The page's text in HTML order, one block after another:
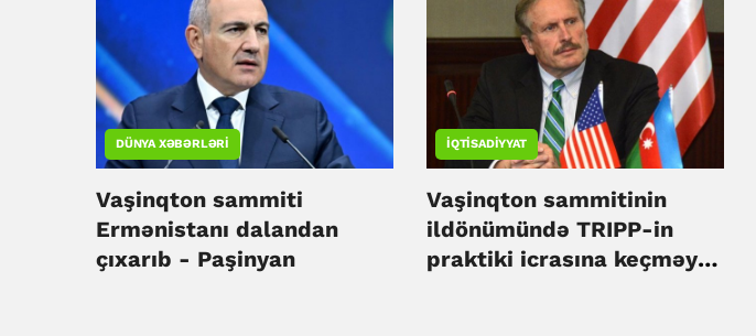
DÜNYA XƏBƏRLƏRI
Vaşinqton sammiti
Ermənistanı dalandan
çıxarıb - Paşinyan
İQTISADIYYAT
Vaşinqton sammitinin
ildönümündə TRIPP-in
praktiki icrasına keçməyin